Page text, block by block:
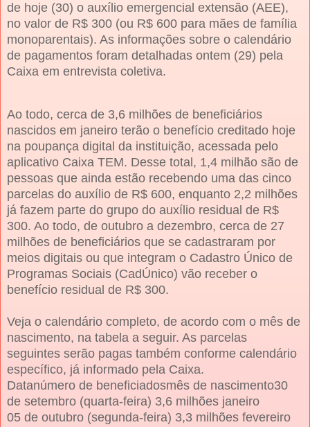
de hoje (30) o auxílio emergencial extensão (AEE),
no valor de R$ 300 (ou R$ 600 para mães de família
monoparentais). As informações sobre o calendário
de pagamentos foram detalhadas ontem (29) pela
Caixa em entrevista coletiva.
Ao todo, cerca de 3,6 milhões de beneficiários
nascidos em janeiro terão o benefício creditado hoje
na poupança digital da instituição, acessada pelo
aplicativo Caixa TEM. Desse total, 1,4 milhão são de
pessoas que ainda estão recebendo uma das cinco
parcelas do auxílio de R$ 600, enquanto 2,2 milhões
já fazem parte do grupo do auxílio residual de R$
300. Ao todo, de outubro a dezembro, cerca de 27
milhões de beneficiários que se cadastraram por
meios digitais ou que integram o Cadastro Único de
Programas Sociais (CadÚnico) vão receber o
benefício residual de R$ 300.
Veja o calendário completo, de acordo com o mês de
nascimento, na tabela a seguir. As parcelas
seguintes serão pagas também conforme calendário
específico, já informado pela Caixa.
Datanúmero de beneficiadosmês de nascimento30
de setembro (quarta-feira) 3,6 milhões janeiro
05 de outubro (segunda-feira) 3,3 milhões fevereiro